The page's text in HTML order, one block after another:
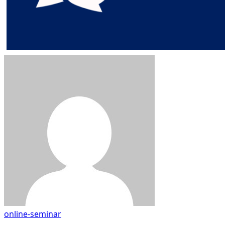
online-seminar